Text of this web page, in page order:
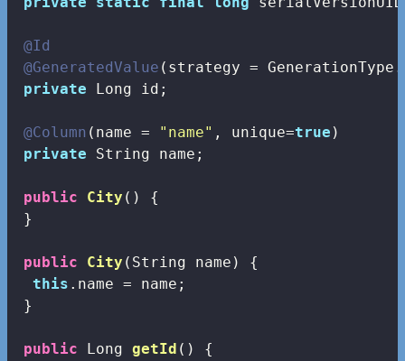
@Id
@GeneratedValue (strategy =
private Long id;
@Column (name = "name" , unique=true )
private String name;
public City ()
{
}
public City (String name)
{
this .name = name;
}
public Long getId ()
{